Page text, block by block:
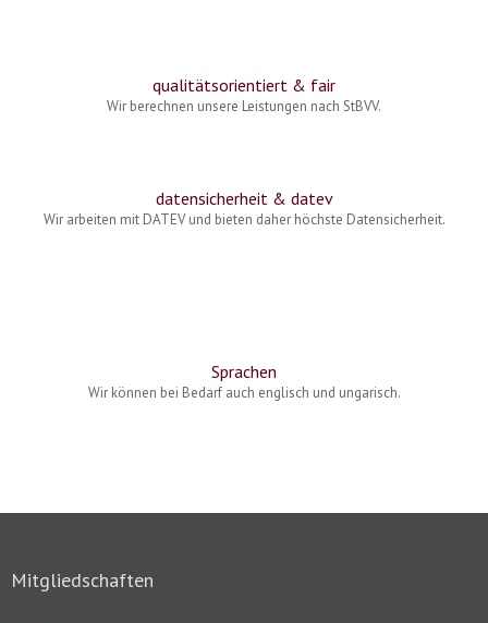
qualitätsorientiert & fair
Wir berechnen unsere Leistungen nach StBVV.
datensicherheit & datev
Wir arbeiten mit DATEV und bieten daher höchste Datensicherheit.
Sprachen
Wir können bei Bedarf auch englisch und ungarisch.
Mitgliedschaften